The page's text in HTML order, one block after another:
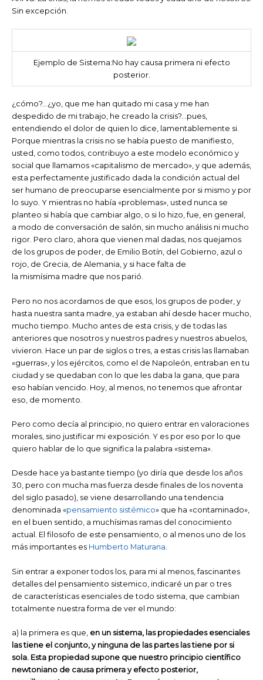
Sin excepción.
Ejemplo de Sistema:No hay causa primera ni efecto
posterior.
¿cómo?…¿yo, que me han quitado mi casa y me han
despedido de mi trabajo, he creado la crisis?…pues,
entendiendo el dolor de quien lo dice, lamentablemente si.
Porque mientras la crisis no se había puesto de manifiesto,
usted, como todos, contribuyo a este modelo económico y
social que llamamos «capitalismo de mercado», y que además,
esta perfectamente justificado dada la condición actual del
ser humano de preocuparse esencialmente por si mismo y por
lo suyo. Y mientras no había «problemas», usted nunca se
planteo si había que cambiar algo, o si lo hizo, fue, en general,
a modo de conversación de salón, sin mucho análisis ni mucho
rigor. Pero claro, ahora que vienen mal dadas, nos quejamos
de los grupos de poder, de Emilio Botín, del Gobierno, azul o
rojo, de Grecia, de Alemania, y si hace falta de
la mismísima madre que nos parió.
Pero no nos acordamos de que esos, los grupos de poder, y
hasta nuestra santa madre, ya estaban ahí desde hacer mucho,
mucho tiempo. Mucho antes de esta crisis, y de todas las
anteriores que nosotros y nuestros padres y nuestros abuelos,
vivieron. Hace un par de siglos o tres, a estas crisis las llamaban
«guerras», y los ejércitos, como el de Napoleón, entraban en tu
ciudad y se quedaban con lo que les daba la gana, que para
eso habían vencido. Hoy, al menos, no tenemos que afrontar
eso, de momento.
Pero como decía al principio, no quiero entrar en valoraciones
morales, sino justificar mi exposición. Y es por eso por lo que
quiero hablar de lo que significa la palabra «sistema».
Desde hace ya bastante tiempo (yo diría que desde los años
30, pero con mucha mas fuerza desde finales de los noventa
del siglo pasado), se viene desarrollando una tendencia
denominada «pensamiento sistémico» que ha «contaminado»,
en el buen sentido, a muchísimas ramas del conocimiento
actual. El filosofo de este pensamiento, o al menos uno de los
más importantes es Humberto Maturana.
Sin entrar a exponer todos los, para mi al menos, fascinantes
detalles del pensamiento sistemico, indicaré un par o tres
de características esenciales de todo sistema, que cambian
totalmente nuestra forma de ver el mundo:
a) la primera es que, en un sistema, las propiedades esenciales
las tiene el conjunto, y ninguna de las partes las tiene por si
sola. Esta propiedad supone que nuestro principio científico
newtoniano de causa primera y efecto posterior,